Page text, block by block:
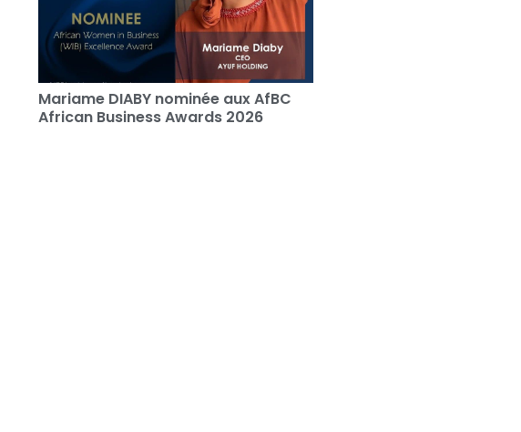
Mariame DIABY nominée aux AfBC
African Business Awards 2026